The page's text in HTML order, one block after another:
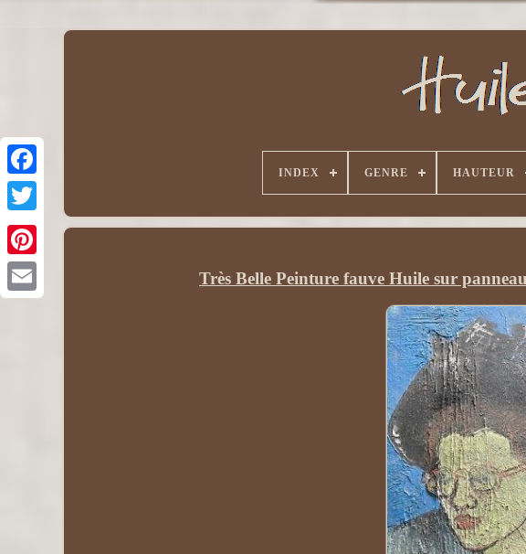
INDEX GENRE HAUTEUR
Très Belle Peinture fauve Huile sur